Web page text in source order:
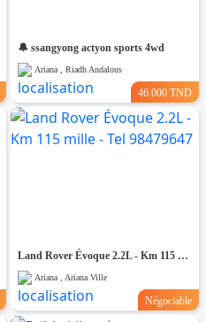
🔔 ssangyong actyon sports 4wd
Ariana , Riadh Andalous
46.000 TND
Land Rover Évoque 2.2L - Km 115 mille - Tel 98479647
Ariana , Ariana Ville
Négociable